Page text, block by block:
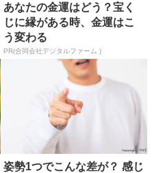
あなたの金運はどう？宝く
じに縁がある時、金運はこ
う変わる
PR(合同会社デジタルファーム )
姿勢1つでこんな差が？ 感じ